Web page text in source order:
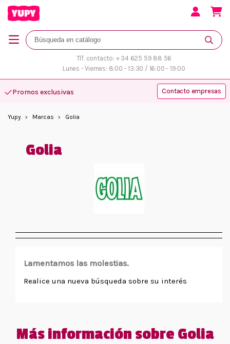
Tlf. contacto: + 34 625 59 88 56
Lunes - Viernes: 8:00 - 13:30 / 16:00 - 19:00
Promos exclusivas Contacto empresas
Yupy Marcas Golia
Golia
Lamentamos las molestias.
Realice una nueva búsqueda sobre su interés
Más información sobre Golia